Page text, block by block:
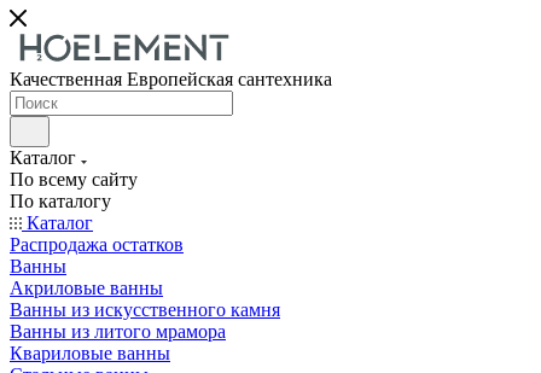
Качественная Европейская сантехника
Каталог
По всему сайту
По каталогу
Каталог
Распродажа остатков
Ванны
Акриловые ванны
Ванны из искусственного камня
Ванны из литого мрамора
Квариловые ванны